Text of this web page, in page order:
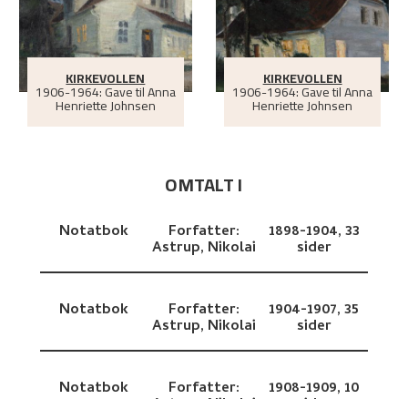
KIRKEVOLLEN
1906-1964: Gave til Anna
Henriette Johnsen
KIRKEVOLLEN
1906-1964: Gave til Anna
Henriette Johnsen
OMTALT I
Notatbok Forfatter:
Astrup, Nikolai
1898-1904,33
sider
Notatbok Forfatter:
Astrup, Nikolai
1904-1907,35
sider
Notatbok Forfatter: 1908-1909,10